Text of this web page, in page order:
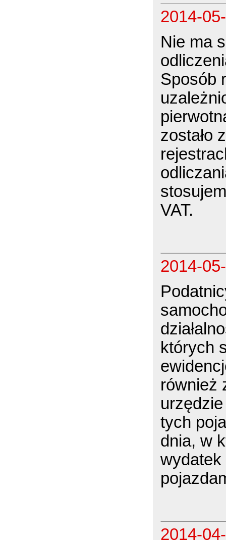
2014-
Nie ma
Sposób
zostało
VAT.
2014-
których
również
tych
dnia, w
2014-